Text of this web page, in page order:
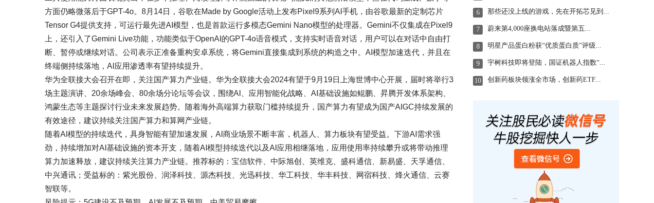
方面仍略微落后于GPT-4o。8月14日，谷歌在Made by Google活动上发布Pixel9系列AI手机，由谷歌最新的定制芯片
Tensor G4提供支持，可运行最先进AI模型，也是首款运行多模态Gemini Nano模型的处理器。Gemini不仅集成在Pixel9
上，还引入了Gemini Live功能，功能类似于OpenAI的GPT-4o语音模式，支持实时语音对话，用户可以在对话中自由打
断、暂停或继续对话。公司表示正准备重构安卓系统，将Gemini直接集成到系统的构造之中。AI模型加速迭代，并且在
终端侧持续落地，AI应用渗透率有望持续提升。
华为全联接大会召开在即，关注国产算力产业链。华为全联接大会2024有望于9月19日上海世博中心开展，届时将举行3
场主题演讲、20余场峰会、80余场分论坛等会议，围绕AI、应用智能化战略、AI基础设施如鲲鹏、昇腾开发体系架构、
鸿蒙生态等主题探讨行业未来发展趋势。随着海外高端算力获取门槛持续提升，国产算力有望成为国产AIGC持续发展的
有效途径，建议持续关注国产算力和算网产业链。
随着AI模型的持续迭代，具身智能有望加速发展，AI商业场景不断丰富，机器人、算力板块有望受益。下游AI需求强
劲，持续增加对AI基础设施的资本开支，随着AI模型持续迭代以及AI应用相继落地，应用使用率持续攀升或将带动推理
算力加速释放，建议持续关注算力产业链。推荐标的：宝信软件、中际旭创、英维克、盛科通信、新易盛、天孚通信、
中兴通讯；受益标的：紫光股份、润泽科技、源杰科技、光迅科技、华工科技、华丰科技、网宿科技、烽火通信、云赛
智联等。
6 那些还没上线的游戏，先在开拓芯见到...
7 蔚来第4,000座换电站落成暨第五...
8 明星产品蛋白粉获“优质蛋白质”评级...
9 宇树科技即将登陆，国证机器人指数“...
10 创新药板块领涨全市场，创新药ETF...